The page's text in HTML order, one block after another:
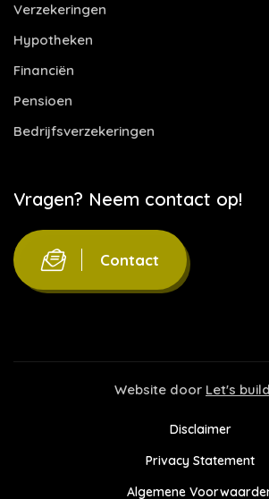
Verzekeringen
Hypotheken
Financiën
Pensioen
Bedrijfsverzekeringen
Vragen? Neem contact op!
Contact
Website door Let's
Disclaimer
Privacy Statement
Algemene